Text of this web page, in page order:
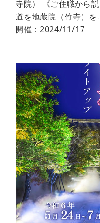
寺院） 《ご住職から
道を地蔵院（竹寺）
開催：2024/11/17